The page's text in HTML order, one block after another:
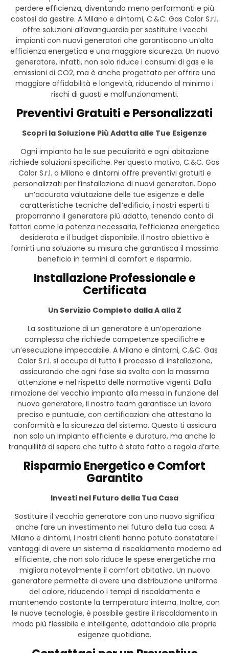
perdere efficienza, diventando meno performanti e più
costosi da gestire. A Milano e dintorni, C.&C. Gas Calor S.r.l.
offre soluzioni all’avanguardia per sostituire i vecchi
impianti con nuovi generatori che garantiscono un’alta
efficienza energetica e una maggiore sicurezza. Un nuovo
generatore, infatti, non solo riduce i consumi di gas e le
emissioni di CO2, ma è anche progettato per offrire una
maggiore affidabilità e longevità, riducendo al minimo i
rischi di guasti e malfunzionamenti.
Preventivi Gratuiti e Personalizzati
Scopri la Soluzione Più Adatta alle Tue Esigenze
Ogni impianto ha le sue peculiarità e ogni abitazione
richiede soluzioni specifiche. Per questo motivo, C.&C. Gas
Calor S.r.l. a Milano e dintorni offre preventivi gratuiti e
personalizzati per l’installazione di nuovi generatori. Dopo
un’accurata valutazione delle tue esigenze e delle
caratteristiche tecniche dell’edificio, i nostri esperti ti
proporranno il generatore più adatto, tenendo conto di
fattori come la potenza necessaria, l’efficienza energetica
desiderata e il budget disponibile. Il nostro obiettivo è
fornirti una soluzione su misura che garantisca il massimo
beneficio in termini di comfort e risparmio.
Installazione Professionale e
Certificata
Un Servizio Completo dalla A alla Z
La sostituzione di un generatore è un’operazione
complessa che richiede competenze specifiche e
un’esecuzione impeccabile. A Milano e dintorni, C.&C. Gas
Calor S.r.l. si occupa di tutto il processo di installazione,
assicurando che ogni fase sia svolta con la massima
attenzione e nel rispetto delle normative vigenti. Dalla
rimozione del vecchio impianto alla messa in funzione del
nuovo generatore, il nostro team garantisce un lavoro
preciso e puntuale, con certificazioni che attestano la
conformità e la sicurezza del sistema. Questo ti assicura
non solo un impianto efficiente e duraturo, ma anche la
tranquillità di sapere che tutto è stato fatto a regola d’arte.
Risparmio Energetico e Comfort
Garantito
Investi nel Futuro della Tua Casa
Sostituire il vecchio generatore con uno nuovo significa
anche fare un investimento nel futuro della tua casa. A
Milano e dintorni, i nostri clienti hanno potuto constatare i
vantaggi di avere un sistema di riscaldamento moderno ed
efficiente, che non solo riduce le spese energetiche ma
migliora notevolmente il comfort abitativo. Un nuovo
generatore permette di avere una distribuzione uniforme
del calore, riducendo i tempi di riscaldamento e
mantenendo costante la temperatura interna. Inoltre, con
le nuove tecnologie, è possibile gestire il riscaldamento in
modo più flessibile e intelligente, adattandolo alle proprie
esigenze quotidiane.